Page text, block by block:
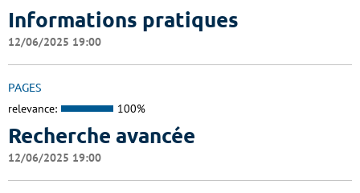
Informations pratiques
12/06/2025 19:00
PAGES
relevance: 100%
Recherche avancée
12/06/2025 19:00